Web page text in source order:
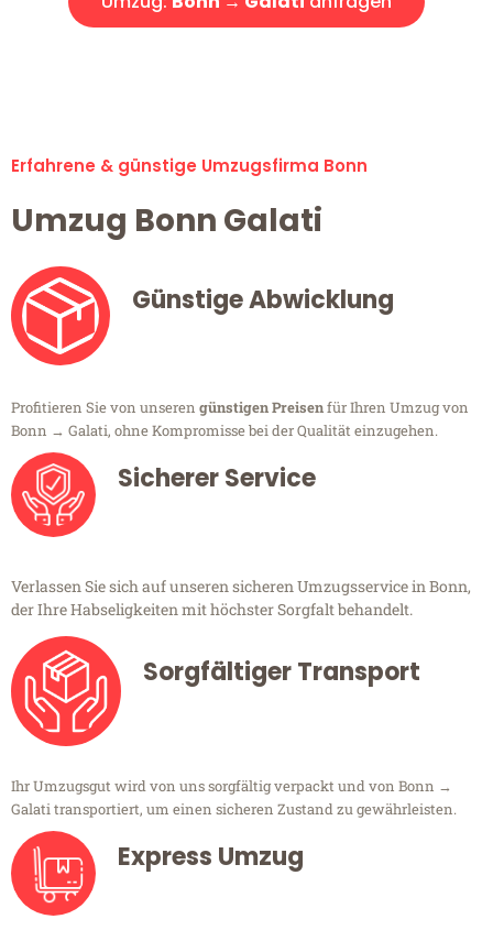
Erfahrene & günstige Umzugsfirma Bonn
Umzug Bonn Galati
Günstige Abwicklung
Profitieren Sie von unseren günstigen Preisenfür Ihren Umzug von
Bonn → Galati, ohne Kompromisse bei der Qualität einzugehen.
Sicherer Service
Verlassen Sie sich auf unseren sicheren Umzugsservice in Bonn,
der Ihre Habseligkeiten mit höchster Sorgfalt behandelt.
Sorgfältiger Transport
Ihr Umzugsgut wird von uns sorgfältig verpackt und von Bonn →
Galati transportiert, um einen sicheren Zustand zu gewährleisten.
Express Umzug